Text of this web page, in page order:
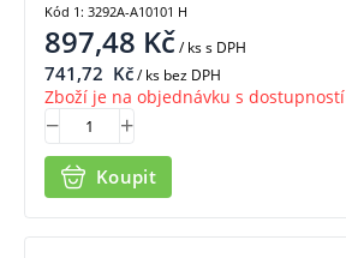
897,48 Kč/ kss DPH
741,72 Kč/ ks bez DPH
Zboží je na objednávku s dostupností
Koupit
Kód 1: 3292A-A10101 H